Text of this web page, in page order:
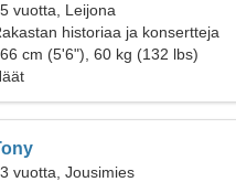
vuotta, Leijona
historiaa ja konsertteja
cm (5'6"), 60 kg (132 lbs)
vuotta, Jousimies